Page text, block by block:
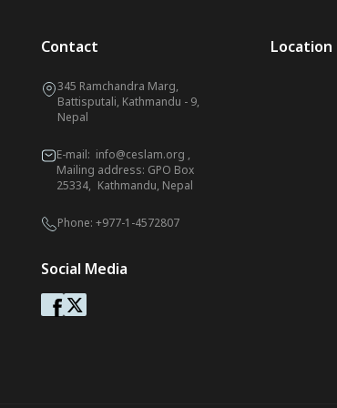
Contact
345 Ramchandra Marg,
Battisputali, Kathmandu - 9,
Nepal
E-mail: info@ceslam.org ,
Mailing address: GPO Box
25334, Kathmandu, Nepal
Phone: +977-1-4572807
Social Media
Location